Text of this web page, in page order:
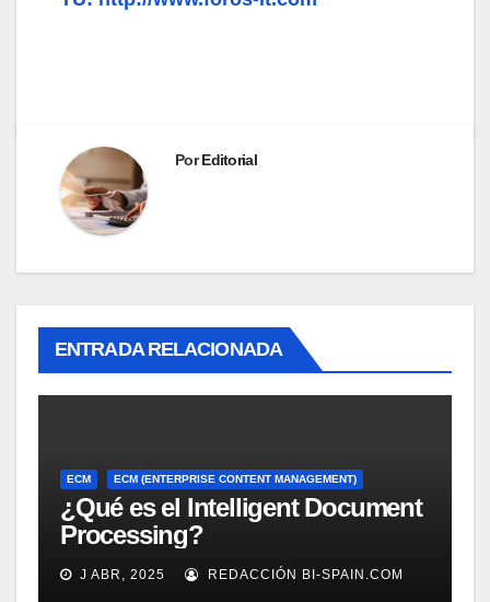
PorEditorial
ENTRADA RELACIONADA
ECM ECM (ENTERPRISE CONTENT MANAGEMENT)
¿Qué es el Intelligent Document
Processing?
J ABR, 2025 REDACCIÓN BI-SPAIN.COM